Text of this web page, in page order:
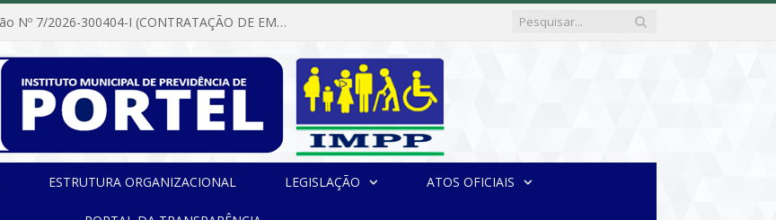
Dispensa de Licitação Nº 7/2026-300404-I (CONTRATAÇÃO DE EMPRESA PARA MANUTENÇÃO E REPARAÇÃO DE APARELHOS DE AR CONDICIONADO, EM ATENDIMENTO ÀS NECESSIDADES DO INSTITUTO DE PREVIDÊNCIA MUNICIPAL DE PORTEL/PA)
ESTRUTURA ORGANIZACIONAL LEGISLAÇÃO ATOS OFICIAIS